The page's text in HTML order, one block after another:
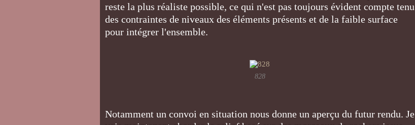
reste la plus réaliste possible, ce qui n'est pas toujours évident compte tenu
des contraintes de niveaux des éléments présents et de la faible surface
pour intégrer l'ensemble.
828
Notamment un convoi en situation nous donne un aperçu du futur rendu. Je